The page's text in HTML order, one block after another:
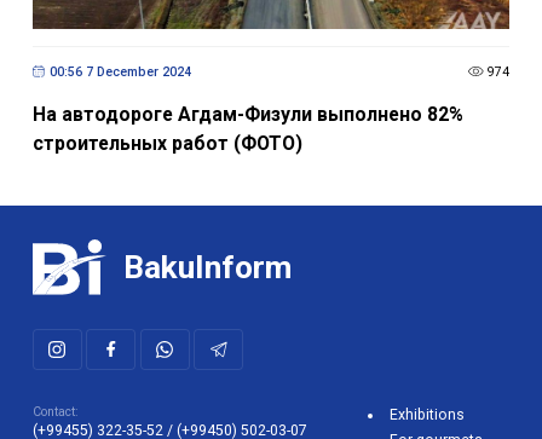
00:56 7 December 2024 974
На автодороге Агдам-Физули выполнено 82%
строительных работ (ФОТО)
BakuInform
Contact:
(+99455) 322-35-52 / (+99450) 502-03-07
Exhibitions